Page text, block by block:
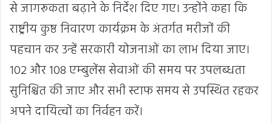
से जागरूकता बढ़ाने के निर्देश दिए गए। उन्होंने कहा कि
राष्ट्रीय कुष्ठ निवारण कार्यक्रम के अंतर्गत मरीजों की
पहचान कर उन्हें सरकारी योजनाओं का लाभ दिया जाए।
102 और 108 एम्बुलेंस सेवाओं की समय पर उपलब्धता
सुनिश्चित की जाए और सभी स्टाफ समय से उपस्थित रहकर
अपने दायित्वों का निर्वहन करें।